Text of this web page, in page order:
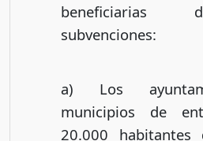
beneficiarias
subvenciones:
a) Los
municipios de
20.000 habitantes